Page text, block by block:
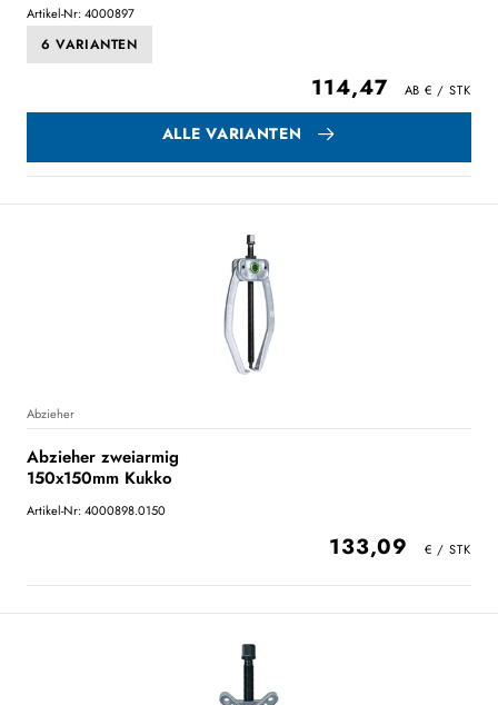
Artikel-Nr: 4000897
6 VARIANTEN
114,47
ALLE VARIANTEN
Abzieher
Abzieher zweiarmig
150x150mm Kukko
Artikel-Nr: 4000898.0150
133,09